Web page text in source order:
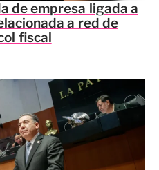
de empresa ligada a
a red de
fiscal